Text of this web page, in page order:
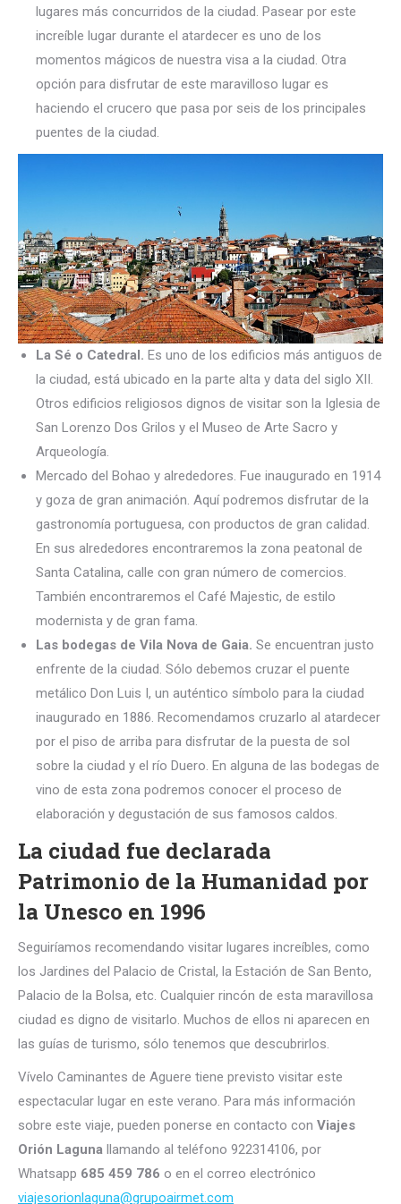
lugares más concurridos de la ciudad. Pasear por este
increíble lugar durante el atardecer es uno de los
momentos mágicos de nuestra visa a la ciudad. Otra
opción para disfrutar de este maravilloso lugar es
haciendo el crucero que pasa por seis de los principales
puentes de la ciudad.
La Sé o Catedral. Es uno de los edificios más antiguos de
la ciudad, está ubicado en la parte alta y data del siglo XII.
Otros edificios religiosos dignos de visitar son la Iglesia de
San Lorenzo Dos Grilos y el Museo de Arte Sacro y
Arqueología.
Mercado del Bohao y alrededores. Fue inaugurado en 1914
y goza de gran animación. Aquí podremos disfrutar de la
gastronomía portuguesa, con productos de gran calidad.
En sus alrededores encontraremos la zona peatonal de
Santa Catalina, calle con gran número de comercios.
También encontraremos el Café Majestic, de estilo
modernista y de gran fama.
Las bodegas de Vila Nova de Gaia. Se encuentran justo
enfrente de la ciudad. Sólo debemos cruzar el puente
metálico Don Luis I, un auténtico símbolo para la ciudad
inaugurado en 1886. Recomendamos cruzarlo al atardecer
por el piso de arriba para disfrutar de la puesta de sol
sobre la ciudad y el río Duero. En alguna de las bodegas de
vino de esta zona podremos conocer el proceso de
elaboración y degustación de sus famosos caldos.
La ciudad fue declarada
Patrimonio de la Humanidad por
la Unesco en 1996
Seguiríamos recomendando visitar lugares increíbles, como
los Jardines del Palacio de Cristal, la Estación de San Bento,
Palacio de la Bolsa, etc. Cualquier rincón de esta maravillosa
ciudad es digno de visitarlo. Muchos de ellos ni aparecen en
las guías de turismo, sólo tenemos que descubrirlos.
Vívelo Caminantes de Aguere tiene previsto visitar este
espectacular lugar en este verano. Para más información
sobre este viaje, pueden ponerse en contacto con Viajes
Orión Laguna llamando al teléfono 922314106, por
Whatsapp 685 459 786 o en el correo electrónico
viajesorionlaguna@grupoairmet.com